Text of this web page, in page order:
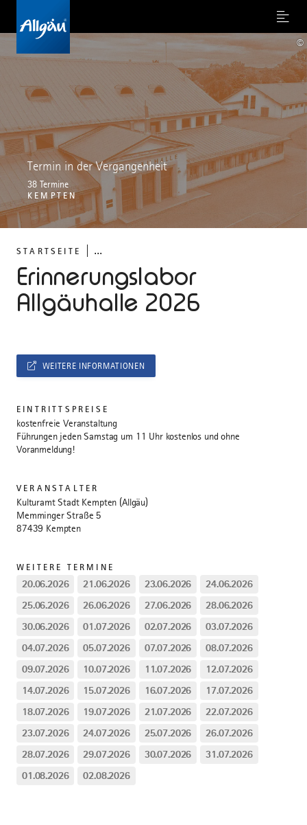
Menu
STARTSEITE ...
Erinnerungslabor
Allgäuhalle 2026
Termin in der Vergangenheit
38 Termine
KEMPTEN
©
WEITERE INFORMATIONEN
EINTRITTSPREISE
kostenfreie Veranstaltung
Führungen jeden Samstag um 11 Uhr kostenlos und ohne
Voranmeldung!
VERANSTALTER
Kulturamt Stadt Kempten (Allgäu)
Memminger Straße 5
87439 Kempten
WEITERE TERMINE
20.06.2026 21.06.2026 23.06.2026
24.06.2026
25.06.2026
26.06.2026 27.06.2026
28.06.2026
30.06.2026
01.07.2026 02.07.2026
03.07.2026
04.07.2026
05.07.2026 07.07.2026
08.07.2026
09.07.2026
10.07.2026 11.07.2026
12.07.2026
14.07.2026
15.07.2026 16.07.2026
17.07.2026
18.07.2026
19.07.2026 21.07.2026
22.07.2026
23.07.2026
24.07.2026 25.07.2026
26.07.2026
28.07.2026
29.07.2026 30.07.2026
31.07.2026
01.08.2026
02.08.2026